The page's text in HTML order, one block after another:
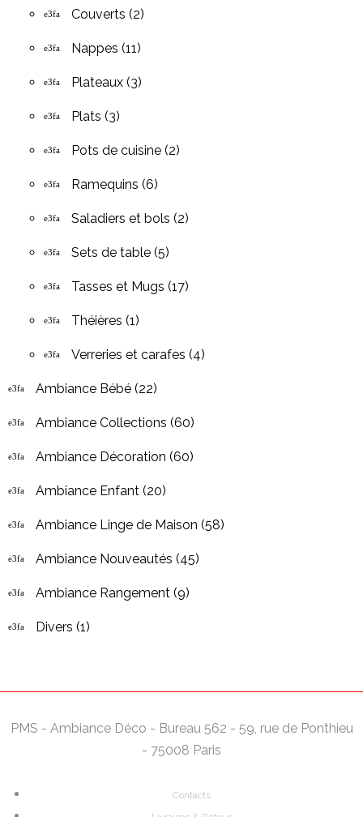
Couverts (2)
Nappes (11)
Plateaux (3)
Plats (3)
Pots de cuisine (2)
Ramequins (6)
Saladiers et bols (2)
Sets de table (5)
Tasses et Mugs (17)
Théières (1)
Verreries et carafes (4)
Ambiance Bébé (22)
Ambiance Collections (60)
Ambiance Décoration (60)
Ambiance Enfant (20)
Ambiance Linge de Maison (58)
Ambiance Nouveautés (45)
Ambiance Rangement (9)
Divers (1)
PMS - Ambiance Déco - Bureau 562 - 59, rue de Ponthieu
- 75008 Paris
Contacts